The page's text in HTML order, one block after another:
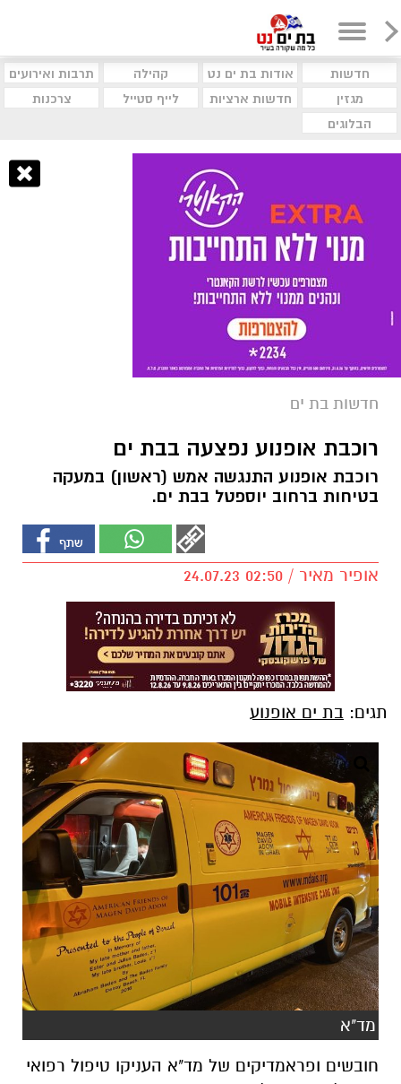
חדשות אודות בת ים נט קהילה
תרבות ואירועים
מגזין
חדשות ארציות לייף סטייל
צרכנות
הבלוגים
חדשות בת ים
רוכבת אופנוע נפצעה בבת ים
רוכבת אופנוע התנגשה אמש (ראשון) במעקה
בטיחות ברחוב יוספטל בבת ים.
אופיר מאיר / 02:50 24.07.23
תגים: בת ים אופנוע
מד"א
חובשים ופראמדיקים של מד"א העניקו טיפול רפואי